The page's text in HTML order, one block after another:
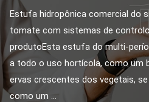
Estufa hidropônica comercial do
tomate com sistemas de
produtoEsta estufa do multi-
a todo o uso hortícola, como um
ervas crescentes dos vegetais,
como um ...